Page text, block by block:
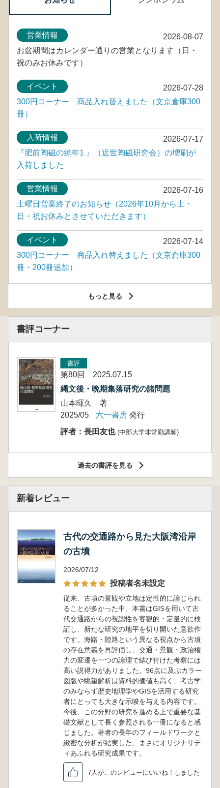
2026-08-07
営業情報
お盆期間はカレンダー通りの営業となります（日・
祝のみお休みです）
2026-07-28
イベント
300円コーナー 商品入れ替えました（文京倉庫300
冊）
2026-07-17
入荷情報
『肥前陶磁の編年1 』（近世陶磁研究会）の増刷が
入荷しました
2026-07-16
営業情報
土曜日営業終了のお知らせ（2026年10月から土・
日・祝お休みとさせていただきます）
2026-07-14
イベント
300円コーナー 商品入れ替えました（文京倉庫300
冊・200冊追加）
もっと見る
書評コーナー
書評
第80回 2025.07.15
縄文後・晩期集落研究の諸問題
山本暉久 著
2025/05
六一書房 発行
評者：長田友也 (中部大学非常勤講師)
過去の書評を見る
新着レビュー
古代の交通路から見た大阪湾沿岸
の古墳
2026/07/12
投稿者名未設定
従来、古墳の景観や立地は定性的に論じられ
ることが多かった中、本書はGISを用いて古
代交通路からの視認性を客観的・定量的に検
証し、新たな研究の地平を切り開いた意欲作
です。海路・陸路という異なる視点から古墳
の存在意義を再評価し、交通・景観・政治権
力の変遷を一つの論理で結び付けた考察には
高い説得力がありました。96点に及ぶカラー
図版や眺望解析は資料的価値も高く、考古学
のみならず歴史地理学やGISを活用する研究
者にとっても大きな示唆を与える内容です。
今後、この分野の研究を進める上で重要な基
礎文献として長く参照される一冊になると感
じました。著者の長年のフィールドワークと
緻密な分析が結実した、まさにオリジナリテ
ィあふれる研究成果です。
7人がこのレビューにいいね！しました